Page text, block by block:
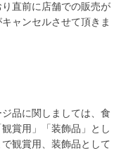
直前に店舗での販売が
ャンセルさせて頂きま
品に関しましては、食
賞用」「装飾品」とし
観賞用、装飾品として